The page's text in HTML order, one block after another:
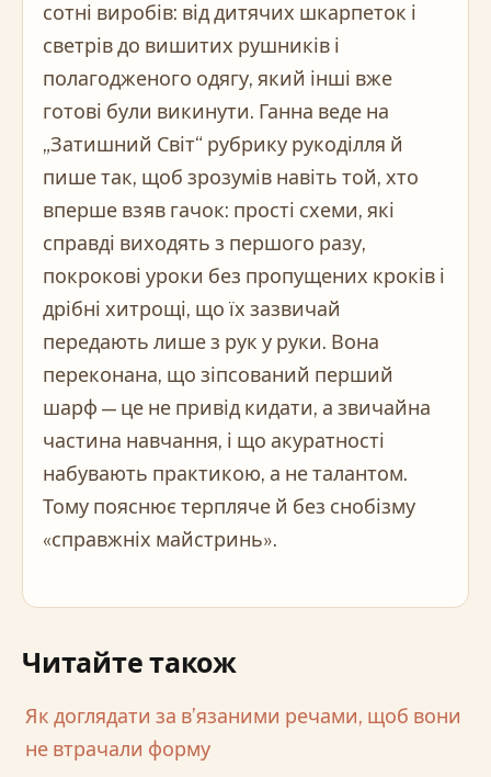
сотні виробів: від дитячих шкарпеток і
светрів до вишитих рушників і
полагодженого одягу, який інші вже
готові були викинути. Ганна веде на
„Затишний Світ“ рубрику рукоділля й
пише так, щоб зрозумів навіть той, хто
вперше взяв гачок: прості схеми, які
справді виходять з першого разу,
покрокові уроки без пропущених кроків і
дрібні хитрощі, що їх зазвичай
передають лише з рук у руки. Вона
переконана, що зіпсований перший
шарф — це не привід кидати, а звичайна
частина навчання, і що акуратності
набувають практикою, а не талантом.
Тому пояснює терпляче й без снобізму
«справжніх майстринь».
Читайте також
Як доглядати за в’язаними речами, щоб вони
не втрачали форму